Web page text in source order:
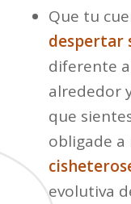
Que tu
despertar
diferente
alrededor
que
obligade
evolutiva